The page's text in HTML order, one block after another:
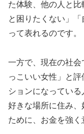
た体験、他の人と
と困りたくない」
って表れるのです。
一方で、現在の社
っこいい女性」と
ションになっている
好きな場所に住み
ために、お金を強く